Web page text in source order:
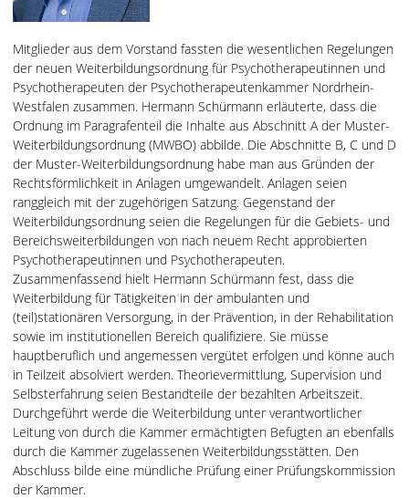
Mitglieder aus dem Vorstand fassten die wesentlichen Regelungen
der neuen Weiterbildungsordnung für Psychotherapeutinnen und
Psychotherapeuten der Psychotherapeutenkammer Nordrhein-
Westfalen zusammen. Hermann Schürmann erläuterte, dass die
Ordnung im Paragrafenteil die Inhalte aus Abschnitt A der Muster-
Weiterbildungsordnung (MWBO) abbilde. Die Abschnitte B, C und D
der Muster-Weiterbildungsordnung habe man aus Gründen der
Rechtsförmlichkeit in Anlagen umgewandelt. Anlagen seien
ranggleich mit der zugehörigen Satzung. Gegenstand der
Weiterbildungsordnung seien die Regelungen für die Gebiets- und
Bereichsweiterbildungen von nach neuem Recht approbierten
Psychotherapeutinnen und Psychotherapeuten.
Zusammenfassend hielt Hermann Schürmann fest, dass die
Weiterbildung für Tätigkeiten in der ambulanten und
(teil)stationären Versorgung, in der Prävention, in der Rehabilitation
sowie im institutionellen Bereich qualifiziere. Sie müsse
hauptberuflich und angemessen vergütet erfolgen und könne auch
in Teilzeit absolviert werden. Theorievermittlung, Supervision und
Selbsterfahrung seien Bestandteile der bezahlten Arbeitszeit.
Durchgeführt werde die Weiterbildung unter verantwortlicher
Leitung von durch die Kammer ermächtigten Befugten an ebenfalls
durch die Kammer zugelassenen Weiterbildungsstätten. Den
Abschluss bilde eine mündliche Prüfung einer Prüfungskommission
der Kammer.